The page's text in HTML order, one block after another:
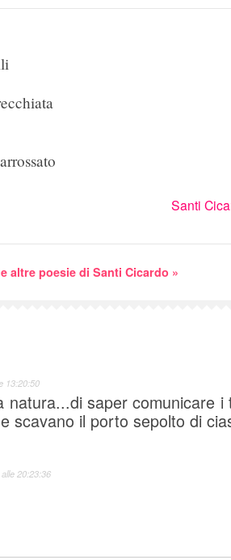
Santi
altre poesie di Santi Cicardo »
13:20:50
natura...di saper comunicare i
scavano il porto sepolto di
20:23:36